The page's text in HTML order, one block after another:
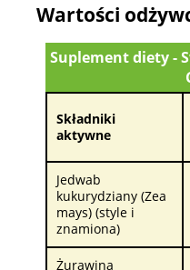
Wartości
Suplement diety -
Składniki
aktywne
Jedwab
kukurydziany (Zea
mays) (style i
znamiona)
Żurawina